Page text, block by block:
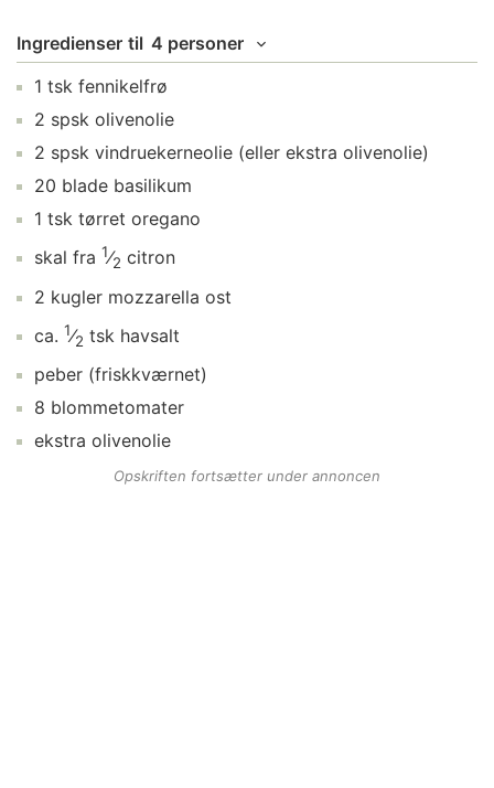
Ingredienser til 4 personer
1 tsk fennikelfrø
2 spsk olivenolie
2 spsk vindruekerneolie (eller ekstra olivenolie)
20 blade basilikum
1 tsk tørret oregano
skal fra 1⁄2 citron
2 kugler mozzarella ost
ca. 1⁄2 tsk havsalt
peber (friskkværnet)
8 blommetomater
ekstra olivenolie
Opskriften fortsætter under annoncen